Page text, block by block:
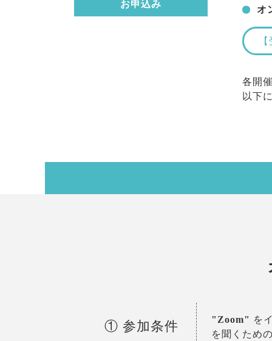
お申込み オ
各開
以下
① 参加条件 "Zoom" を
を聞くため